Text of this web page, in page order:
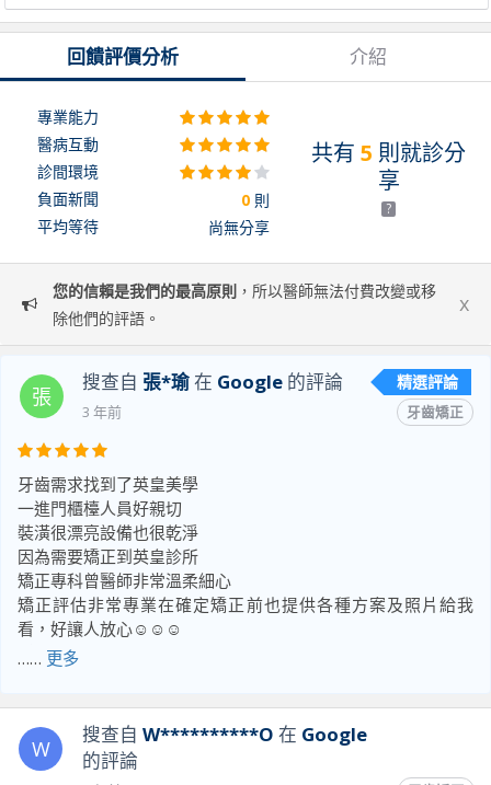
回饋評價分析 介紹
共有5 則就診分
享
?
專業能力
醫病互動
診間環境
負面新聞
0 則
平均等待
尚無分享
您的信賴是我們的最高原則 ，所以醫師無法付費改變或移
除他們的評語。
x
張
搜查自 張*瑜在 Google 的評論 精選評論
3 年前 牙齒矯正
牙齒需求找到了英皇美學
一進門櫃檯人員好親切
裝潢很漂亮設備也很乾淨
因為需要矯正到英皇診所
矯正專科曾醫師非常溫柔細心
矯正評估非常專業在確定矯正前也提供各種方案及照片給我
看，好讓人放心☺️☺️☺️
矯正前發現牙齒需要做顯微根管
非常溫柔仔細
超推薦英皇牙醫診所👍🏻👍🏻👍🏻
…… 更多
W
搜查自 W**********O 在 Google
的評論